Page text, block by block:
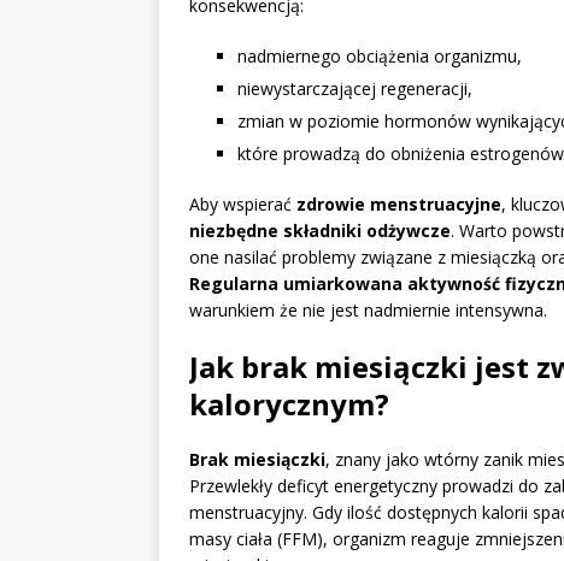
konsekwencją:
nadmiernego obciążenia organizmu,
niewystarczającej regeneracji,
zmian w poziomie hormonów
które prowadzą do obniżenia
Aby wspierać zdrowie menstruacyjne,
niezbędne składniki odżywcze. Warto
one nasilać problemy związane z miesiączką
Regularna umiarkowana aktywność
warunkiem że nie jest nadmiernie intensywna.
Jak brak miesiączki jest
kalorycznym?
Brak miesiączki, znany jako wtórny zanik
Przewlekły deficyt energetyczny prowadzi do
menstruacyjny. Gdy ilość dostępnych kalorii
masy ciała (FFM), organizm reaguje